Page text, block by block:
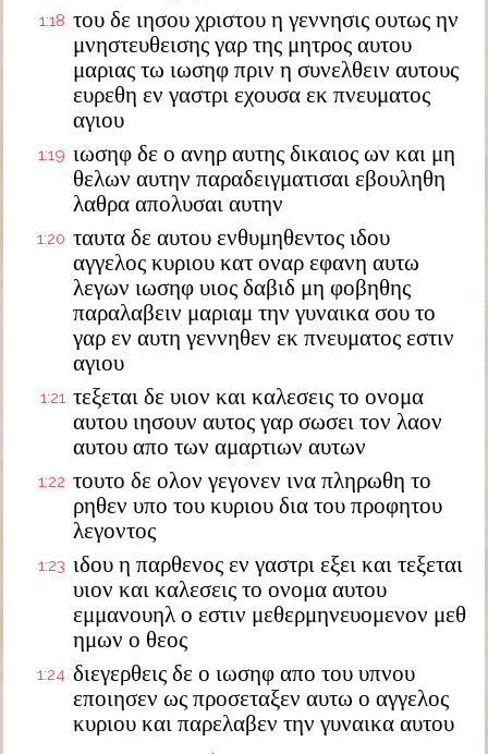
1:18 του δε ιησου χριστου η γεννησις ουτως ην
μνηστευθεισης γαρ της μητρος αυτου
μαριας τω ιωσηφ πριν η συνελθειν αυτους
ευρεθη εν γαστρι εχουσα εκ πνευματος
αγιου
1:19 ιωσηφ δε ο ανηρ αυτης δικαιος ων και μη
θελων αυτην παραδειγματισαι εβουληθη
λαθρα απολυσαι αυτην
1:20 ταυτα δε αυτου ενθυμηθεντος ιδου
αγγελος κυριου κατ οναρ εφανη αυτω
λεγων ιωσηφ υιος δαβιδ μη φοβηθης
παραλαβειν μαριαμ την γυναικα σου το
γαρ εν αυτη γεννηθεν εκ πνευματος εστιν
αγιου
1:21 τεξεται δε υιον και καλεσεις το ονομα
αυτου ιησουν αυτος γαρ σωσει τον λαον
αυτου απο των αμαρτιων αυτων
1:22 τουτο δε ολον γεγονεν ινα πληρωθη το
ρηθεν υπο του κυριου δια του προφητου
λεγοντος
1:23 ιδου η παρθενος εν γαστρι εξει και τεξεται
υιον και καλεσεις το ονομα αυτου
εμμανουηλ ο εστιν μεθερμηνευομενον μεθ
ημων ο θεος
1:24 διεγερθεις δε ο ιωσηφ απο του υπνου
εποιησεν ως προσεταξεν αυτω ο αγγελος
κυριου και παρελαβεν την γυναικα αυτου